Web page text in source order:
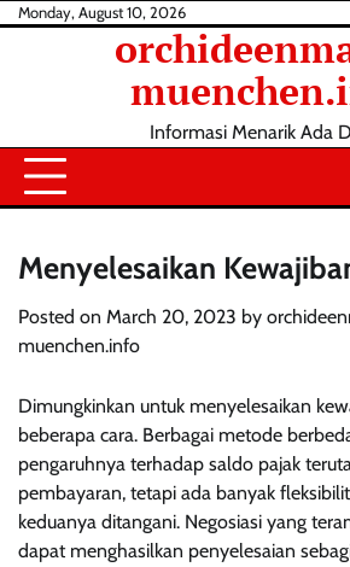
SkipMonday, August 10, 2026
Informasi Menarik Ada
Menyelesaikan
Posted on March 20, 2023 by
muenchen.info
Dimungkinkan untuk menyelesaikan
beberapa cara. Berbagai metode
pengaruhnya terhadap saldo pajak
pembayaran, tetapi ada banyak
keduanya ditangani. Negosiasi yang
dapat menghasilkan penyelesaian